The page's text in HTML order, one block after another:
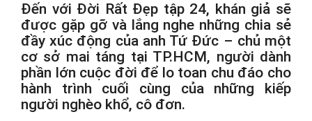
Đến với Đời Rất Đẹp tập 24, khán giả sẽ
được gặp gỡ và lắng nghe những chia sẻ
đầy xúc động của anh Tứ Đức – chủ một
cơ sở mai táng tại TP.HCM, người dành
phần lớn cuộc đời để lo toan chu đáo cho
hành trình cuối cùng của những kiếp
người nghèo khổ, cô đơn.